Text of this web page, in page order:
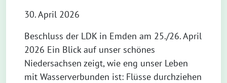
30. April 2026
Beschluss der LDK in Emden am 25./26. April
2026 Ein Blick auf unser schönes
Niedersachsen zeigt, wie eng unser Leben
mit Wasserverbunden ist: Flüsse durchziehen